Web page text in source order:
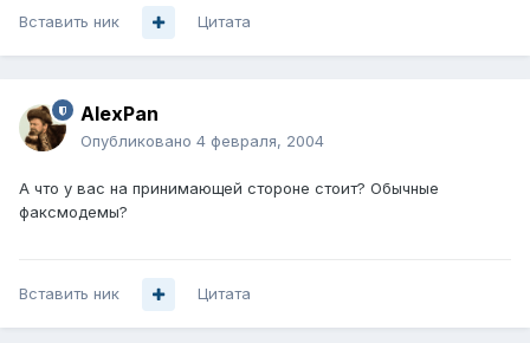
Вставить ник Цитата
AlexPan
Опубликовано 4 февраля, 2004
А что у вас на принимающей стороне стоит? Обычные
факсмодемы?
Вставить ник Цитата